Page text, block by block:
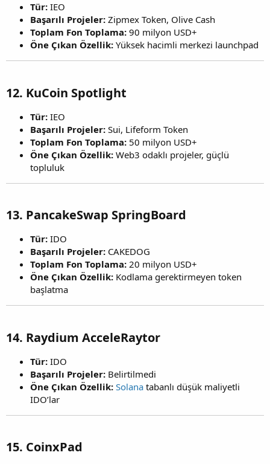
Tür: IEO
Başarılı Projeler: Zipmex Token, Olive Cash
Toplam Fon Toplama: 90 milyon USD+
Öne Çıkan Özellik: Yüksek hacimli merkezi launchpad
12. KuCoin Spotlight
Tür: IEO
Başarılı Projeler: Sui, Lifeform Token
Toplam Fon Toplama: 50 milyon USD+
Öne Çıkan Özellik: Web3 odaklı projeler, güçlü
topluluk
13. PancakeSwap SpringBoard
Tür: IDO
Başarılı Projeler: CAKEDOG
Toplam Fon Toplama: 20 milyon USD+
Öne Çıkan Özellik: Kodlama gerektirmeyen token
başlatma
14. Raydium AcceleRaytor
Tür: IDO
Başarılı Projeler: Belirtilmedi
Öne Çıkan Özellik: Solana tabanlı düşük maliyetli
IDO’lar
15. CoinxPad